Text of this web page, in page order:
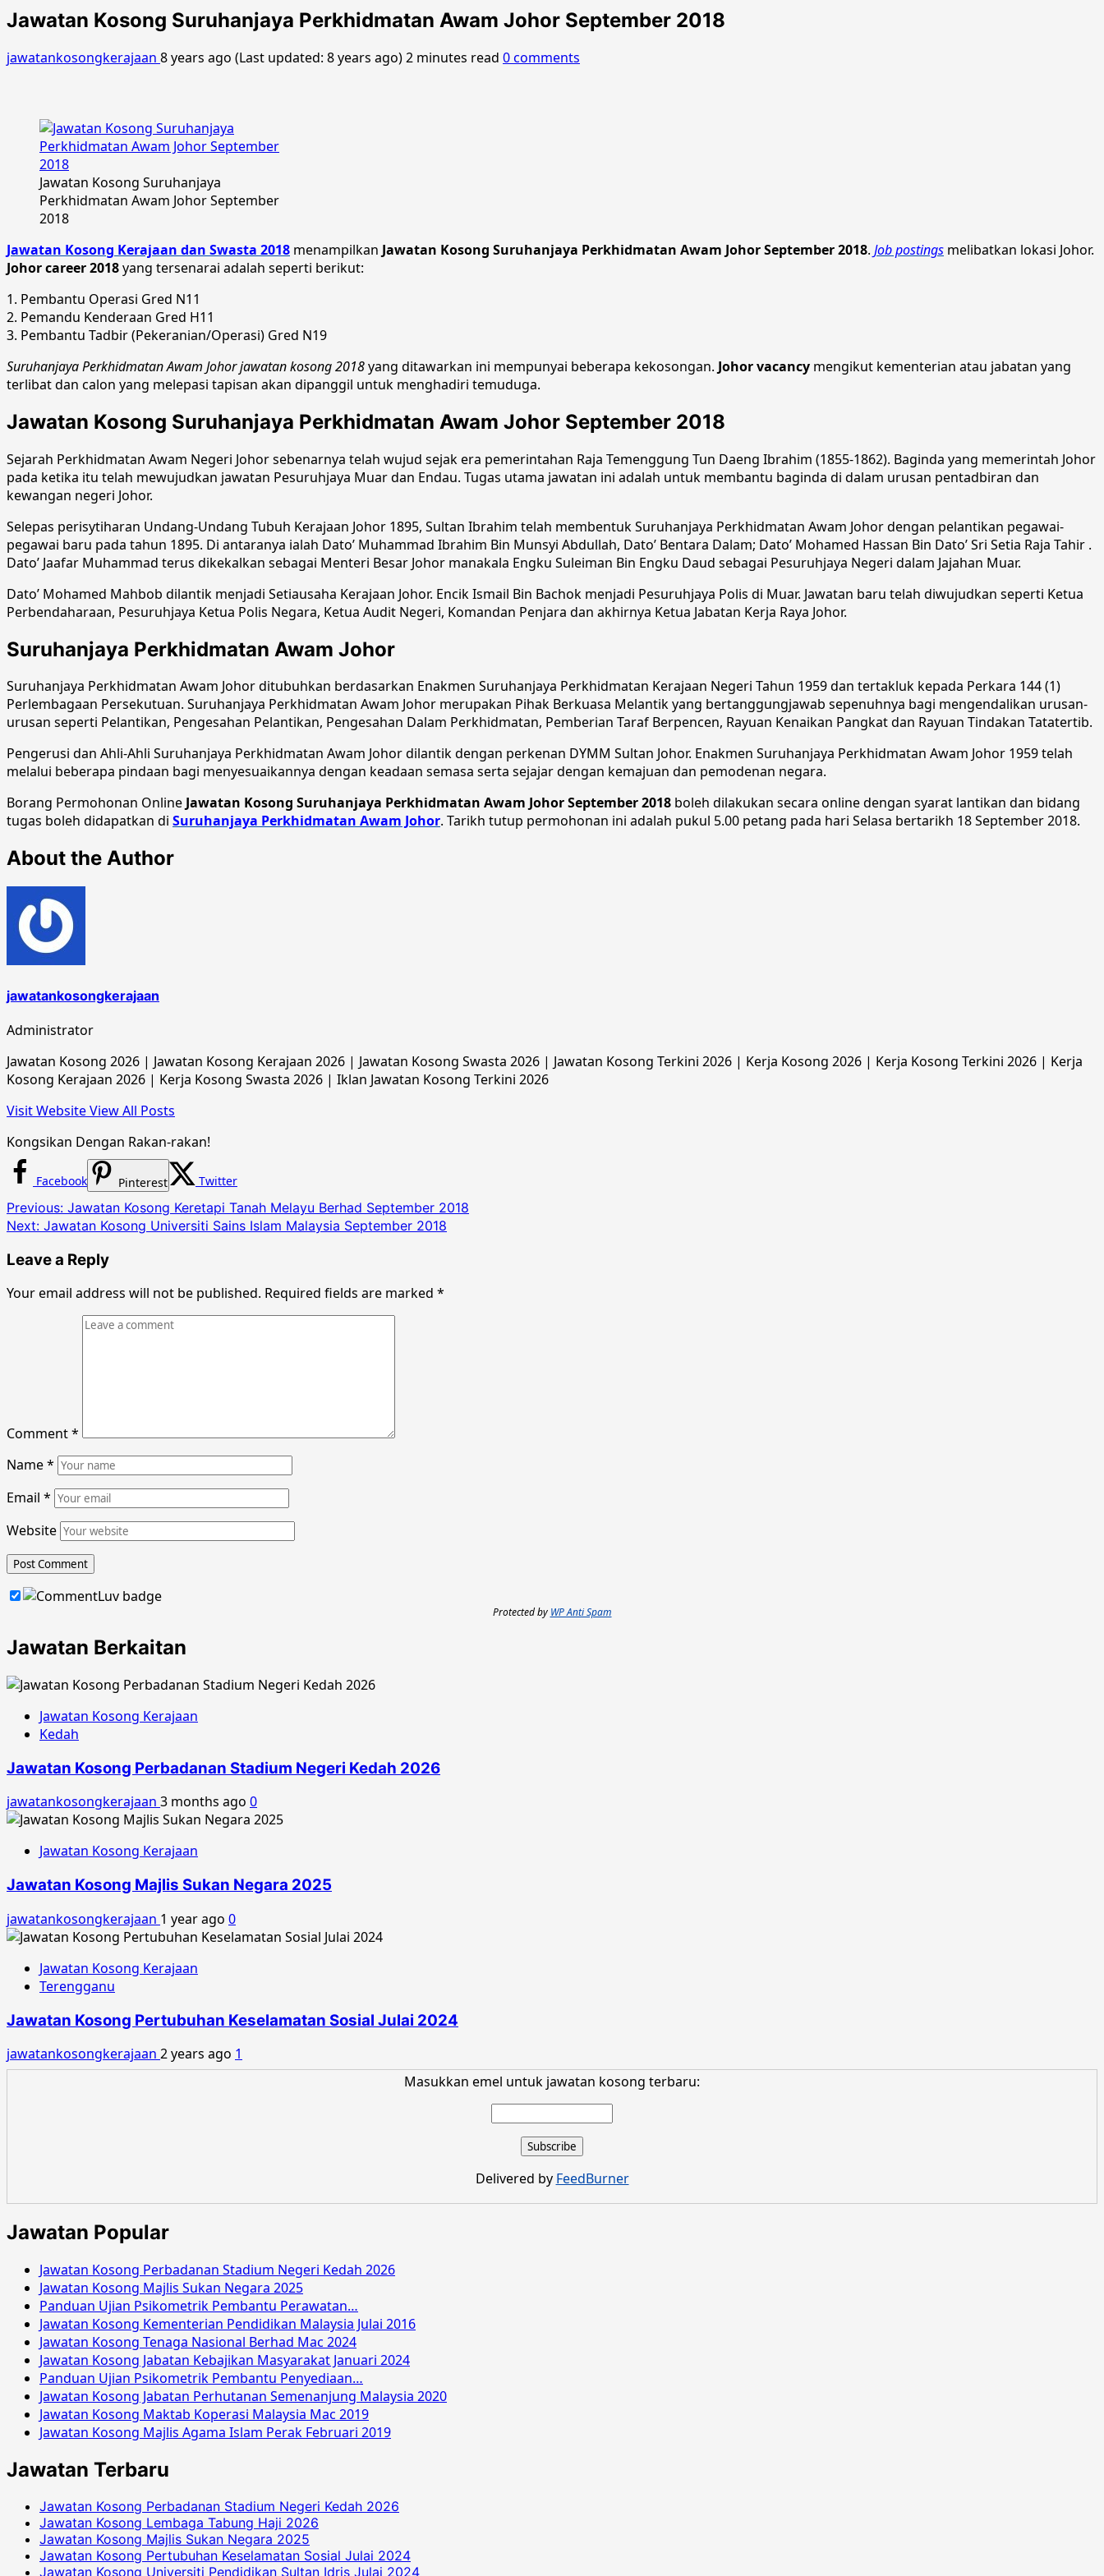
Jawatan Kosong Suruhanjaya Perkhidmatan Awam Johor September 2018
jawatankosongkerajaan 8 years ago (Last updated: 8 years ago)2 minutes read 0 comments
Jawatan Kosong Suruhanjaya
Perkhidmatan Awam Johor September
2018
Jawatan Kosong Kerajaan dan Swasta 2018 menampilkan Jawatan Kosong Suruhanjaya Perkhidmatan Awam Johor September 2018. Job postings melibatkan lokasi Johor.
Johor career 2018yang tersenarai adalah seperti berikut:
1. Pembantu Operasi Gred N11
2. Pemandu Kenderaan Gred H11
3. Pembantu Tadbir (Pekeranian/Operasi) Gred N19
Suruhanjaya Perkhidmatan Awam Johor jawatan kosong 2018yang ditawarkan ini mempunyai beberapa kekosongan. Johor vacancy mengikut kementerian atau jabatan yang
terlibat dan calon yang melepasi tapisan akan dipanggil untuk menghadiri temuduga.
Jawatan Kosong Suruhanjaya Perkhidmatan Awam Johor September 2018
Sejarah Perkhidmatan Awam Negeri Johor sebenarnya telah wujud sejak era pemerintahan Raja Temenggung Tun Daeng Ibrahim (1855-1862). Baginda yang memerintah Johor
pada ketika itu telah mewujudkan jawatan Pesuruhjaya Muar dan Endau. Tugas utama jawatan ini adalah untuk membantu baginda di dalam urusan pentadbiran dan
kewangan negeri Johor.
Selepas perisytiharan Undang-Undang Tubuh Kerajaan Johor 1895, Sultan Ibrahim telah membentuk Suruhanjaya Perkhidmatan Awam Johor dengan pelantikan pegawai-
pegawai baru pada tahun 1895. Di antaranya ialah Dato’ Muhammad Ibrahim Bin Munsyi Abdullah, Dato’ Bentara Dalam; Dato’ Mohamed Hassan Bin Dato’ Sri Setia Raja Tahir .
Dato’ Jaafar Muhammad terus dikekalkan sebagai Menteri Besar Johor manakala Engku Suleiman Bin Engku Daud sebagai Pesuruhjaya Negeri dalam Jajahan Muar.
Dato’ Mohamed Mahbob dilantik menjadi Setiausaha Kerajaan Johor. Encik Ismail Bin Bachok menjadi Pesuruhjaya Polis di Muar. Jawatan baru telah diwujudkan seperti Ketua
Perbendaharaan, Pesuruhjaya Ketua Polis Negara, Ketua Audit Negeri, Komandan Penjara dan akhirnya Ketua Jabatan Kerja Raya Johor.
Suruhanjaya Perkhidmatan Awam Johor
Suruhanjaya Perkhidmatan Awam Johor ditubuhkan berdasarkan Enakmen Suruhanjaya Perkhidmatan Kerajaan Negeri Tahun 1959 dan tertakluk kepada Perkara 144 (1)
Perlembagaan Persekutuan. Suruhanjaya Perkhidmatan Awam Johor merupakan Pihak Berkuasa Melantik yang bertanggungjawab sepenuhnya bagi mengendalikan urusan-
urusan seperti Pelantikan, Pengesahan Pelantikan, Pengesahan Dalam Perkhidmatan, Pemberian Taraf Berpencen, Rayuan Kenaikan Pangkat dan Rayuan Tindakan Tatatertib.
Pengerusi dan Ahli-Ahli Suruhanjaya Perkhidmatan Awam Johor dilantik dengan perkenan DYMM Sultan Johor. Enakmen Suruhanjaya Perkhidmatan Awam Johor 1959 telah
melalui beberapa pindaan bagi menyesuaikannya dengan keadaan semasa serta sejajar dengan kemajuan dan pemodenan negara.
Borang Permohonan OnlineJawatan Kosong Suruhanjaya Perkhidmatan Awam Johor September 2018 boleh dilakukan secara online dengan syarat lantikan dan bidang
tugas boleh didapatkan di Suruhanjaya Perkhidmatan Awam Johor. Tarikh tutup permohonan ini adalah pukul 5.00 petang pada hari Selasa bertarikh 18 September 2018.
About the Author
jawatankosongkerajaan
Administrator
Jawatan Kosong 2026 | Jawatan Kosong Kerajaan 2026 | Jawatan Kosong Swasta 2026 | Jawatan Kosong Terkini 2026 | Kerja Kosong 2026 | Kerja Kosong Terkini 2026 | Kerja
Kosong Kerajaan 2026 | Kerja Kosong Swasta 2026 | Iklan Jawatan Kosong Terkini 2026
Visit WebsiteView All Posts
Kongsikan Dengan Rakan-rakan!
Facebook Pinterest Twitter
Post
navigation
Previous: Jawatan Kosong Keretapi Tanah Melayu Berhad September 2018
Next: Jawatan Kosong Universiti Sains Islam Malaysia September 2018
Leave a Reply
Your email address will not be published. Required fields are marked *
Comment*
Name*
Email *
Website
Protected by WP Anti Spam
Jawatan Berkaitan
Jawatan Kosong Kerajaan
Kedah
Jawatan Kosong Perbadanan Stadium Negeri Kedah 2026
jawatankosongkerajaan 3 months ago 0
Jawatan Kosong Kerajaan
Jawatan Kosong Majlis Sukan Negara 2025
jawatankosongkerajaan 1 year ago 0
Jawatan Kosong Kerajaan
Terengganu
Jawatan Kosong Pertubuhan Keselamatan Sosial Julai 2024
jawatankosongkerajaan 2 years ago 1
Masukkan emel untuk jawatan kosong terbaru:
Delivered by FeedBurner
Jawatan Popular
Jawatan Kosong Perbadanan Stadium Negeri Kedah 2026
Jawatan Kosong Majlis Sukan Negara 2025
Panduan Ujian Psikometrik Pembantu Perawatan…
Jawatan Kosong Kementerian Pendidikan Malaysia Julai 2016
Jawatan Kosong Tenaga Nasional Berhad Mac 2024
Jawatan Kosong Jabatan Kebajikan Masyarakat Januari 2024
Panduan Ujian Psikometrik Pembantu Penyediaan…
Jawatan Kosong Jabatan Perhutanan Semenanjung Malaysia 2020
Jawatan Kosong Maktab Koperasi Malaysia Mac 2019
Jawatan Kosong Majlis Agama Islam Perak Februari 2019
Jawatan Terbaru
Jawatan Kosong Perbadanan Stadium Negeri Kedah 2026
Jawatan Kosong Lembaga Tabung Haji 2026
Jawatan Kosong Majlis Sukan Negara 2025
Jawatan Kosong Pertubuhan Keselamatan Sosial Julai 2024
Jawatan Kosong Universiti Pendidikan Sultan Idris Julai 2024